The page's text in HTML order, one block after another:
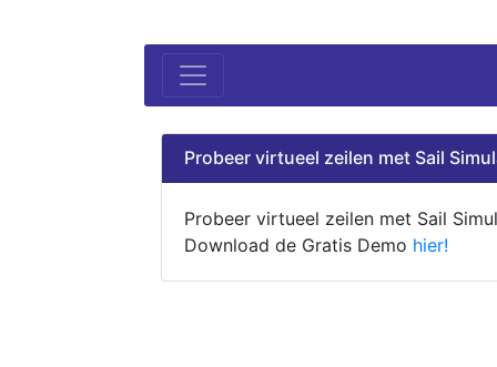
Probeer virtueel zeilen met Sail
Probeer virtueel zeilen met Sail
Download de Gratis Demo hier!